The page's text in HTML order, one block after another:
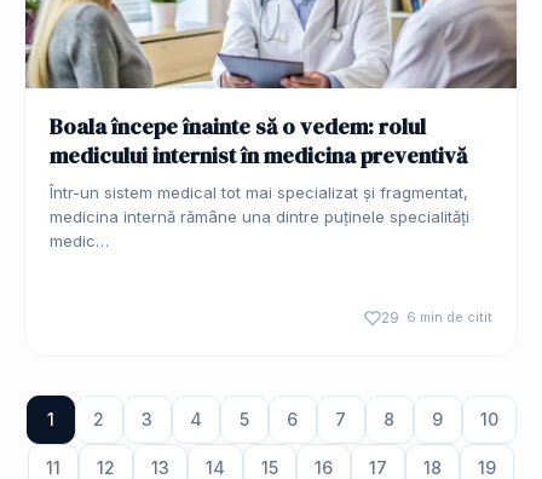
Boala începe înainte să o vedem: rolul
medicului internist în medicina preventivă
Într-un sistem medical tot mai specializat și fragmentat,
medicina internă rămâne una dintre puținele specialități
medic…
29 6 min de citit
1 2 3 4 5 6 7 8 9 10
11 12 13 14 15 16 17 18 19